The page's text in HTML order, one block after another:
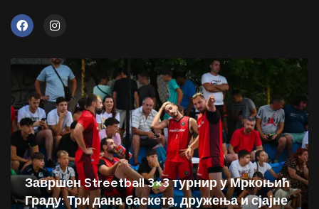
Завршен Streetball 3×3 турнир у Мркоњић
Граду: Три дана баскета, дружења и сјајне